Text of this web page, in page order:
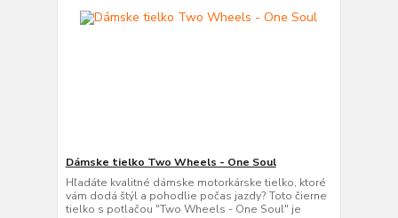
Dámske tielko Two Wheels - One Soul
Hľadáte kvalitné dámske motorkárske tielko, ktoré
vám dodá štýl a pohodlie počas jazdy? Toto čierne
tielko s potlačou "Two Wheels - One Soul" je